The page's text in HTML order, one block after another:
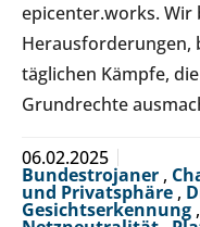
epicenter.works.
Herausforderungen,
täglichen Kämpfe,
Grundrechte
06.02.2025
Bundestrojaner ,
und Privatsphäre ,
Gesichtserkennung ,